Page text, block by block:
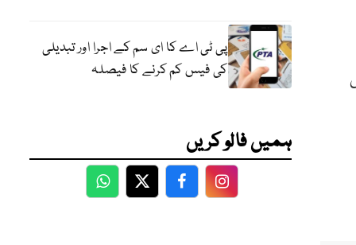
پی ٹی اے کا ای سم کے اجرا اور تبدیلی
کی فیس کم کرنے کا فیصلہ
ہمیں فالو کریں
WhatsApp
TwitterFacebookFacebook